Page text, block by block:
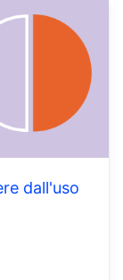
dall'uso